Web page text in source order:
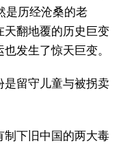
是历经沧桑的老
天翻地覆的历史巨变
发生了惊天巨变。
是留守儿童与被拐卖
制下旧中国的两大毒